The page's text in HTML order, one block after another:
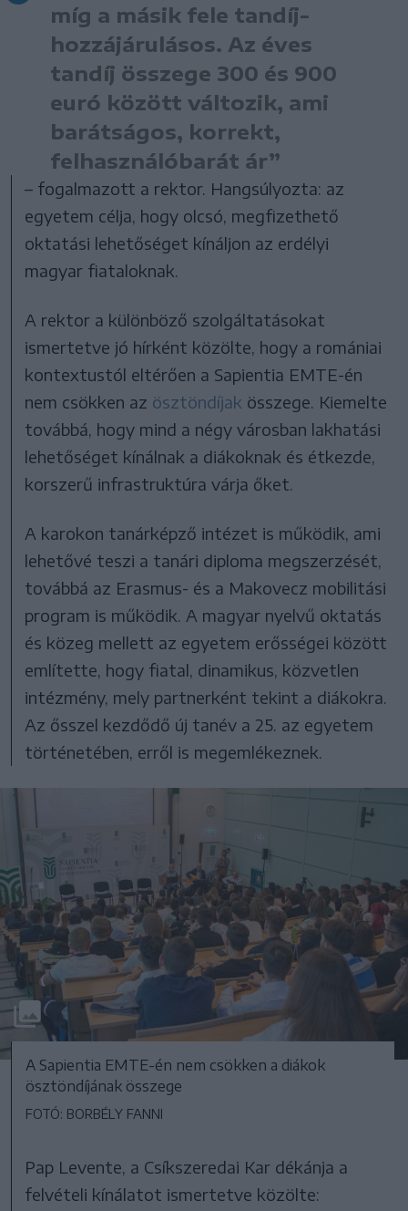
míg a másik fele tandíj-
hozzájárulásos. Az éves
tandíj összege 300 és 900
euró között változik, ami
barátságos, korrekt,
felhasználóbarát ár”
– fogalmazott a rektor. Hangsúlyozta: az
egyetem célja, hogy olcsó, megfizethető
oktatási lehetőséget kínáljon az erdélyi
magyar fiataloknak.
A rektor a különböző szolgáltatásokat
ismertetve jó hírként közölte, hogy a romániai
kontextustól eltérően a Sapientia EMTE-én
nem csökken az ösztöndíjak összege. Kiemelte
továbbá, hogy mind a négy városban lakhatási
lehetőséget kínálnak a diákoknak és étkezde,
korszerű infrastruktúra várja őket.
A karokon tanárképző intézet is működik, ami
lehetővé teszi a tanári diploma megszerzését,
továbbá az Erasmus- és a Makovecz mobilitási
program is működik. A magyar nyelvű oktatás
és közeg mellett az egyetem erősségei között
említette, hogy fiatal, dinamikus, közvetlen
intézmény, mely partnerként tekint a diákokra.
Az ősszel kezdődő új tanév a 25. az egyetem
történetében, erről is megemlékeznek.
A Sapientia EMTE-én nem csökken a diákok
ösztöndíjának összege
FOTÓ: BORBÉLY FANNI
Pap Levente, a Csíkszeredai Kar dékánja a
felvételi kínálatot ismertetve közölte: